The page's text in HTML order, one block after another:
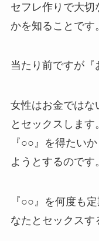
セフレ作りで大
かを知ることです。
当たり前ですが『
女性はお金ではな
とセックスします。
『○○』を得たい
ようとするのです。
『○○』を何度も
なたとセックスす